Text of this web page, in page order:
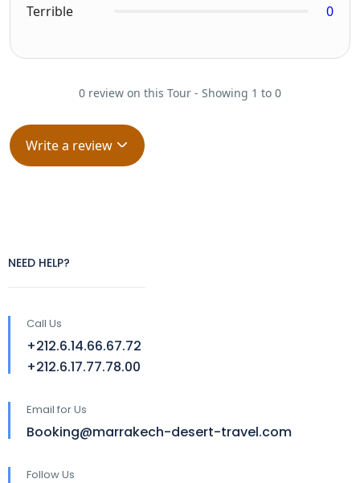
Terrible
0
0 review on this Tour - Showing 1 to 0
Write a review
NEED HELP?
Call Us
+212.6.14.66.67.72
+212.6.17.77.78.00
Email for Us
Booking@marrakech-desert-travel.com
Follow Us